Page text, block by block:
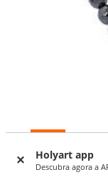
Holyart app
Descubra agora a
-17
Pulseira